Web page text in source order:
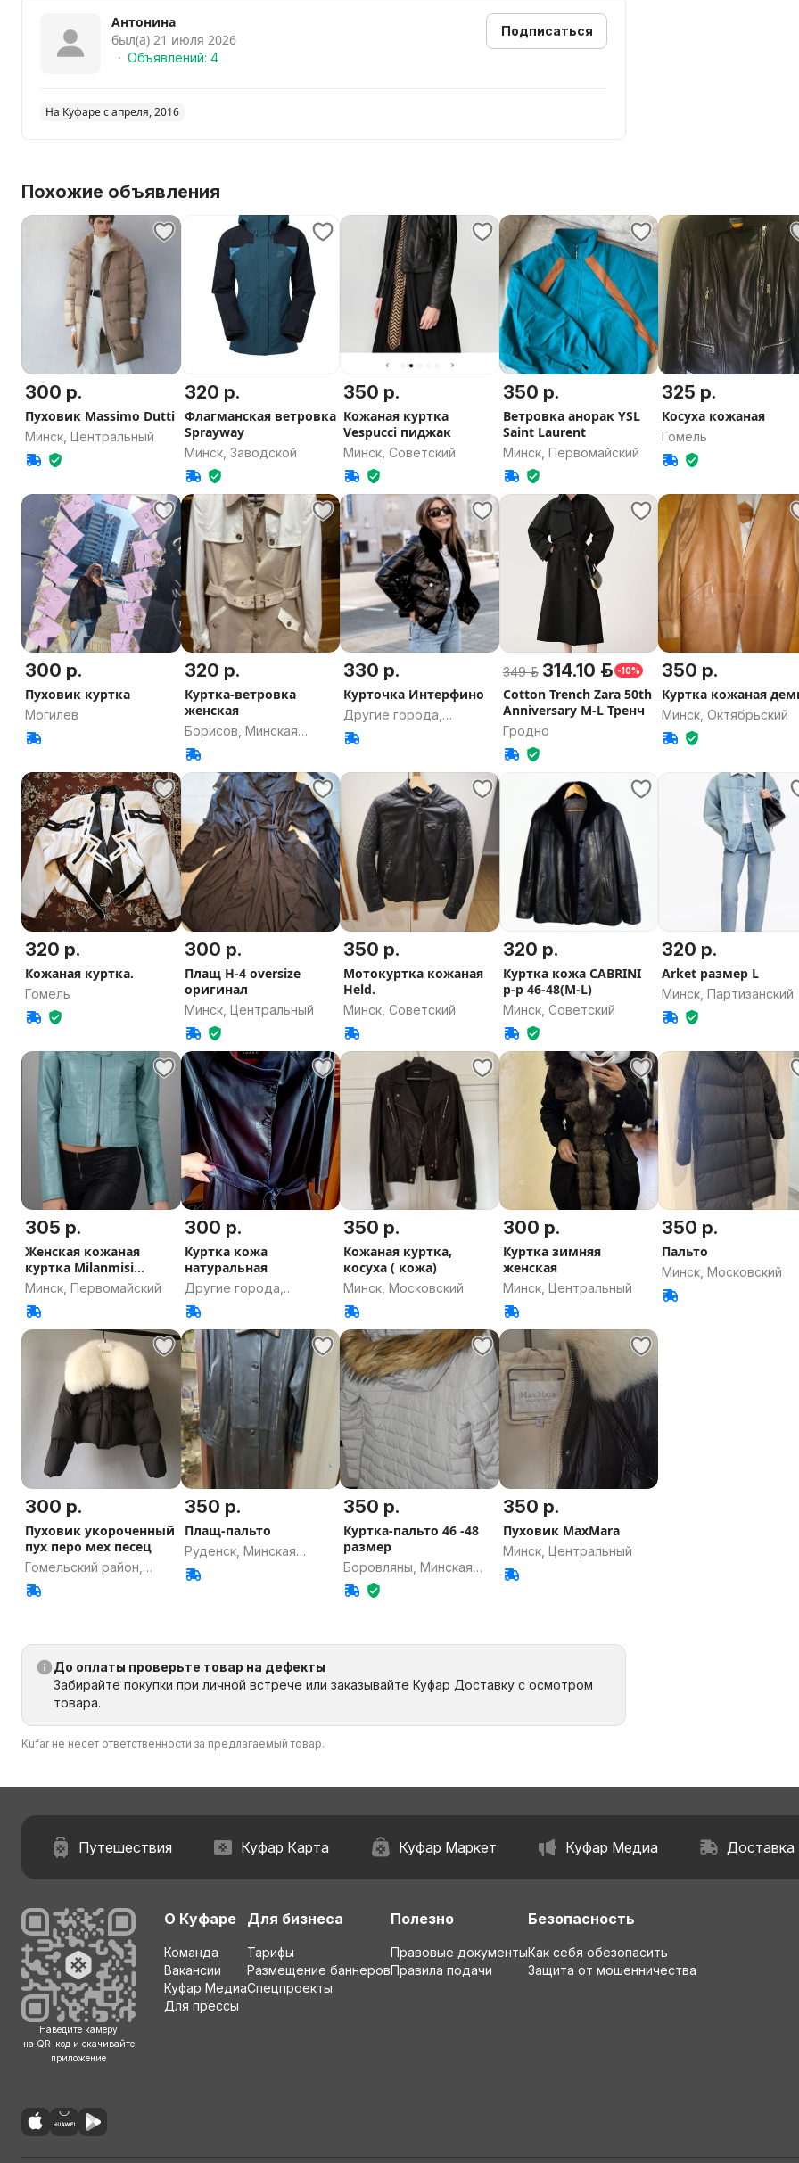
Антонина
был(а) 21 июля 2026
Объявлений: 4
Подписаться
На Куфаре с апреля, 2016
Похожие объявления
300 р.
Пуховик Massimo Dutti
Минск, Центральный
320 р.
Флагманская ветровка
Sprayway
Минск, Заводской
350 р.
Кожаная куртка
Vespucci пиджак
Минск, Советский
350 р.
Ветровка анорак YSL
Saint Laurent
Минск, Первомайский
325 р.
Косуха кожаная
Гомель
300 р.
Пуховик куртка
Могилев
320 р.
Куртка-ветровка
женская
Борисов, Минская
область
330 р.
Курточка Интерфино
Другие города,
Гомельская область
349 р. 314.10 р. -10%
Cotton Trench Zara 50th
Anniversary M-L Тренч
Гродно
350 р.
Куртка кожаная
Минск, Октябрьский
320 р.
Кожаная куртка.
Гомель
300 р.
Плащ H-4 oversize
оригинал
Минск, Центральный
350 р.
Мотокуртка кожаная
Held.
Минск, Советский
320 р.
Куртка кожа CABRINI
р-р 46-48(M-L)
Минск, Советский
320 р.
Arket размер L
Минск, Партизанский
305 р.
Женская кожаная
куртка Milanmisi
оригинал
Минск, Первомайский
300 р.
Куртка кожа
натуральная
Другие города,
Минская область
350 р.
Кожаная куртка,
косуха ( кожа)
Минск, Московский
300 р.
Куртка зимняя
женская
Минск, Центральный
350 р.
Пальто
Минск, Московский
300 р.
Пуховик укороченный
пух перо мех песец
Гомельский район,
Гомельская область
350 р.
Плащ-пальто
Руденск, Минская
область
350 р.
Куртка-пальто 46 -48
размер
Боровляны, Минская
область
350 р.
Пуховик MaxMara
Минск, Центральный
До оплаты проверьте товар на дефекты
Забирайте покупки при личной встрече или заказывайте Куфар Доставку с осмотром
товара.
Kufar не несет ответственности за предлагаемый товар.
Путешествия Куфар Карта Куфар Маркет Куфар Медиа Доставка
Наведите камеру
на QR-код и скачивайте
приложение
О Куфаре
Команда
Вакансии
Куфар Медиа
Для прессы
Для бизнеса
Тарифы
Размещение баннеров
Спецпроекты
Полезно
Правовые документы
Правила подачи
Безопасность
Как себя обезопасить
Защита от мошенничества